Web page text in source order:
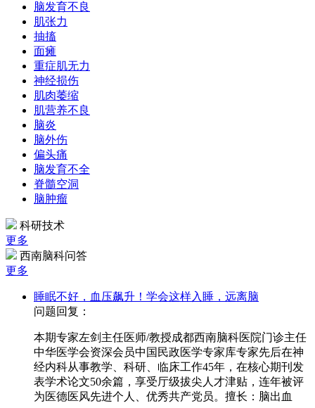
脑发育不良
肌张力
抽搐
面瘫
重症肌无力
神经损伤
肌肉萎缩
肌营养不良
脑炎
脑外伤
偏头痛
脑发育不全
脊髓空洞
脑肿瘤
科研技术
更多
西南脑科问答
更多
睡眠不好，血压飙升！学会这样入睡，远离脑
问题回复：
本期专家左剑主任医师/教授成都西南脑科医院门诊主任
中华医学会资深会员中国民政医学专家库专家先后在神
经内科从事教学、科研、临床工作45年，在核心期刊发
表学术论文50余篇，享受厅级拔尖人才津贴，连年被评
为医德医风先进个人、优秀共产党员。擅长：脑出血